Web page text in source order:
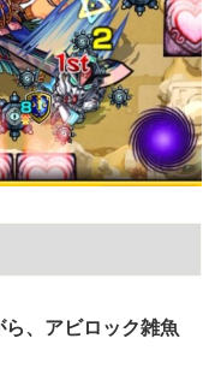
、アビロック雑魚